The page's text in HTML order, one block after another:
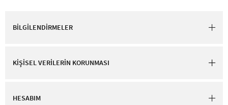
BİLGİLENDİRMELER
KİŞİSEL VERİLERİN KORUNMASI
HESABIM